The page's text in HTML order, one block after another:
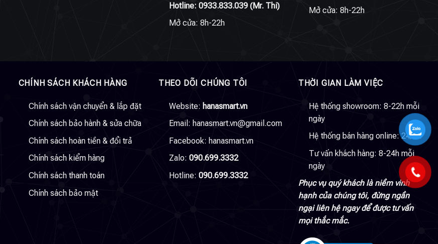
Hotline: 0933.833.039(Mr. Thi)
Mở cửa: 8h-22h
Mở cửa: 8h-22h
CHÍNH SÁCH KHÁCH HÀNG
Chính sách vận chuyển & lắp đặt
Chính sách bảo hành & sửa chữa
Chính sách hoàn tiền & đổi trả
Chính sách kiểm hàng
Chính sách thanh toán
Chính sách bảo mật
THEO DÕI CHÚNG TÔI
Website: hanasmart.vn
Email: hanasmart.vn@gmail.com
Facebook: hanasmart.vn
Zalo: 090.699.3332
Hotline: 090.699.3332
THỜI GIAN LÀM VIỆC
Hệ thống showroom: 8-22h mỗi
ngày
Hệ thống bán hàng online: 24/24
Tư vấn khách hàng: 8-24h mỗi
ngày
Phục vụ quý khách là niềm vinh
hạnh của chúng tôi, đừng ngần
ngại liên hệ ngay để được tư vấn
mọi thắc mắc.